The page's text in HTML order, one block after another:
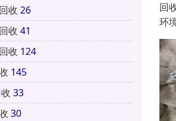
收 26
收 41
收 124
145
33
30
回
环